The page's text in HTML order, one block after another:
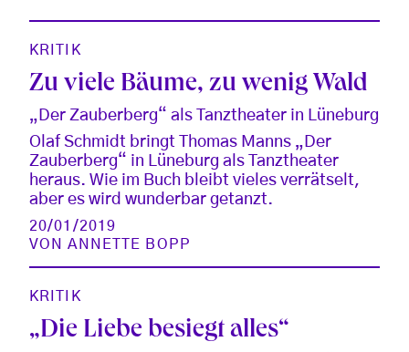
KRITIK
Zu viele Bäume, zu wenig Wald
„Der Zauberberg“ als Tanztheater in Lüneburg
Olaf Schmidt bringt Thomas Manns „Der
Zauberberg“ in Lüneburg als Tanztheater
heraus. Wie im Buch bleibt vieles verrätselt,
aber es wird wunderbar getanzt.
20/01/2019
VONANNETTE BOPP
KRITIK
„Die Liebe besiegt alles“